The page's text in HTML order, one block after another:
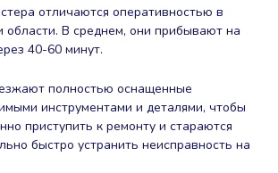
отличаются оперативностью в
области. В среднем, они прибывают на
40-60 минут.
полностью оснащенные
инструментами и деталями, чтобы
приступить к ремонту и стараются
быстро устранить неисправность на